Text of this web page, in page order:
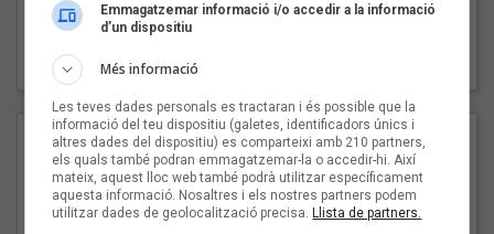
Pep Álvarez amb Joan Muntaner (Xanguito)
Emmagatzemar informació i/o accedir a la informació
d’un dispositiu
Més informació
Les teves dades personals es tractaran i és possible que la
informació del teu dispositiu (galetes, identificadors únics i
altres dades del dispositiu) es comparteixi amb 210 partners,
els quals també podran emmagatzemar-la o accedir-hi. Així
mateix, aquest lloc web també podrà utilitzar específicament
aquesta informació. Nosaltres i els nostres partners podem
utilitzar dades de geolocalització precisa.Llista de partners.